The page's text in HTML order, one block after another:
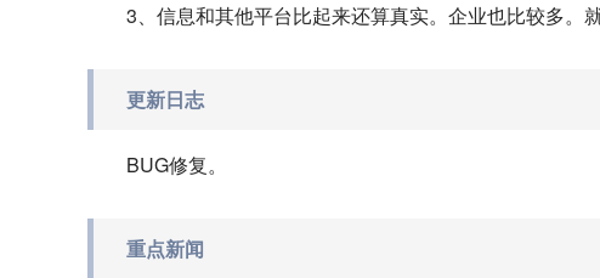
3、信息和其他平台比起来还算真实。企业也比较多。
更新日志
BUG修复。
重点新闻